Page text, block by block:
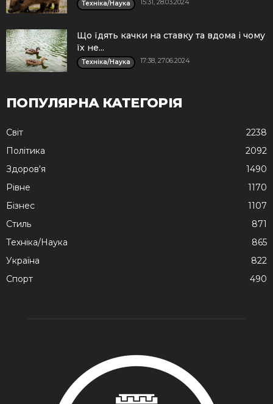
Техніка/Наука 15:31, 28.03.2024
Що їдять качки на ставку та вдома і чому
їх не...
Техніка/Наука 17:38, 27.06.2024
ПОПУЛЯРНА КАТЕГОРІЯ
Cвіт
2238
Політика
2092
Здоров'я
1490
Рівне
1170
Бізнес
1107
Стиль
871
Техніка/Наука
865
Україна
822
Спорт
490